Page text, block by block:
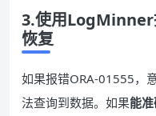
3.使用
恢复
如果报错ORA-01555，
法查询到数据。如果能